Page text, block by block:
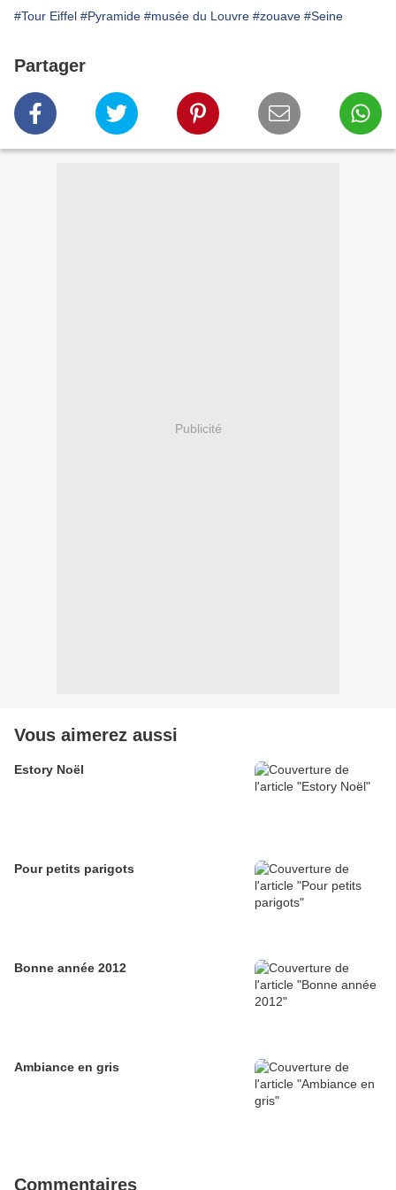
#Tour Eiffel #Pyramide #musée du Louvre #zouave #Seine
Partager
Publicité
Vous aimerez aussi
Estory Noël
Pour petits parigots
Bonne année 2012
Ambiance en gris
Commentaires